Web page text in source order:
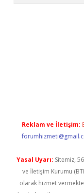
Reklam ve İletişim:
Yasal Uyarı: Sitemiz,
ve İletişim Kurumu
olarak hizmet